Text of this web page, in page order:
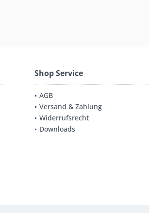
Shop Service
AGB
Versand & Zahlung
Widerrufsrecht
Downloads